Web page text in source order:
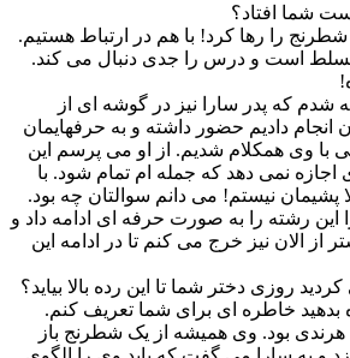
شما افتاد؟
شطرنج را رها کرد! با هم در ارتباط هستیم.
مسلط است و درس را جدی دنبال می کند.
شدم که پدر سارا نیز در گوشه ای از
انجام دادیم حضور داشته و به حرفهایمان
با وی همکلام شدیم. از او می پرسم این
نمی دهد که جمله ام تمام شود. با
نیستم! می دانم سوالتان چه بود.
این رشته را به صورت حرفه ای ادامه داد و
از الان نیز خرج می کنم تا در ادامه این
روزی دختر شما تا این رده بالا بیاید؟
بدهید خاطره ای برای شما تعریف کنم.
هرندی بود. وی همیشه از یک شطرنج باز